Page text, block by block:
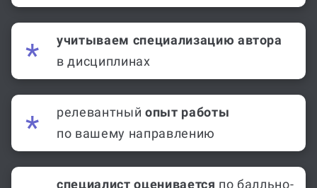
учитываем специализацию автора
в дисциплинах
релевантный опыт работы
по вашему направлению
специалист оценивается по балльно-